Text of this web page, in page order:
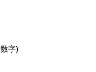
字)